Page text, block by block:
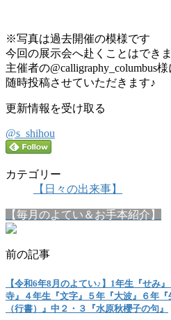
※写真は過去開催の模様です
今回の展示会へ赴くことはでき
主催者の@calligraphy_columbus
随時投稿させていただきます♪
更新情報を受け取る
@s_shihou
カテゴリー
【日々の出来事】
【毎月のよてい＆お手本紹介】
前の記事
【令和6年8月のよてい♪】1年生『せみ
寺』４年生『文字』５年『大波』６年
（行書）』中２・３『水原秋櫻子の句』